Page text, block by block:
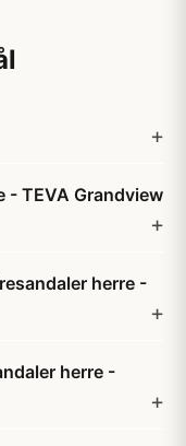
- TEVA Grandview
herre -
herre -